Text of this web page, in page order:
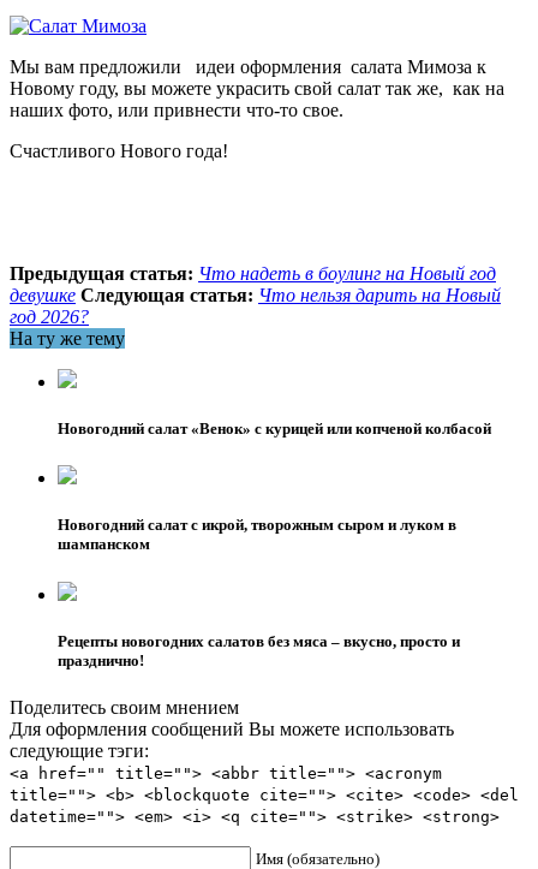
Мы вам предложили идеи оформления салата Мимоза к
Новому году, вы можете украсить свой салат так же, как на
наших фото, или привнести что-то свое.
Счастливого Нового года!
Предыдущая статья: Что надеть в боулинг на Новый год
девушке Следующая статья: Что нельзя дарить на Новый
год 2026?
На ту же тему
Новогодний салат «Венок» с курицей или копченой колбасой
Новогодний салат с икрой, творожным сыром и луком в
шампанском
Рецепты новогодних салатов без мяса – вкусно, просто и
празднично!
Поделитесь своим мнением
Для оформления сообщений Вы можете использовать
следующие тэги:
<a href="" title=""> <abbr title=""> <acronym
title=""> <b> <blockquote cite=""> <cite> <code> <del
datetime=""> <em> <i> <q cite=""> <strike> <strong>
Имя (обязательно)